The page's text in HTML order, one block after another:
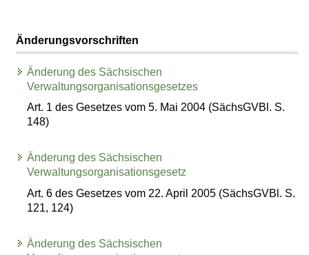
Änderungsvorschriften
Änderung des Sächsischen
Verwaltungsorganisationsgesetzes
Art. 1 des Gesetzes vom 5. Mai 2004 (SächsGVBl. S.
148)
Änderung des Sächsischen
Verwaltungsorganisationsgesetz
Art. 6 des Gesetzes vom 22. April 2005 (SächsGVBl. S.
121, 124)
Änderung des Sächsischen